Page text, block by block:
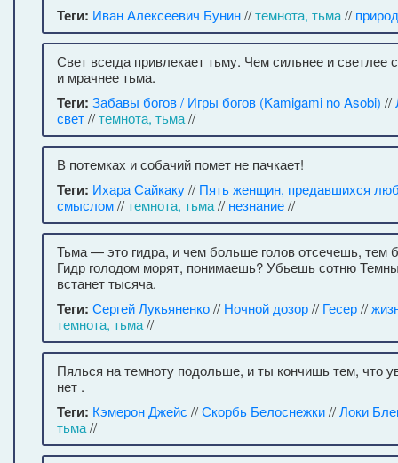
Теги: Иван Алексеевич Бунин//темнота, тьма//
Свет всегда привлекает тьму. Чем сильнее и светлее
и мрачнее тьма.
Теги: Забавы богов / Игры богов (Kamigami no Asobi) //
свет//темнота, тьма//
В потемках и собачий помет не пачкает!
Теги: Ихара Сайкаку// Пять женщин, предавшихся
смыслом//темнота, тьма// незнание//
Тьма — это гидра, и чем больше голов отсечешь, тем
Гидр голодом морят, понимаешь? Убьешь сотню
встанет тысяча.
Теги: Сергей Лукьяненко// Ночной дозор// Гесер//
темнота, тьма//
Пялься на темноту подольше, и ты кончишь тем, что
нет .
Теги: Кэмерон Джейс //Скорбь Белоснежки//Локи
тьма//